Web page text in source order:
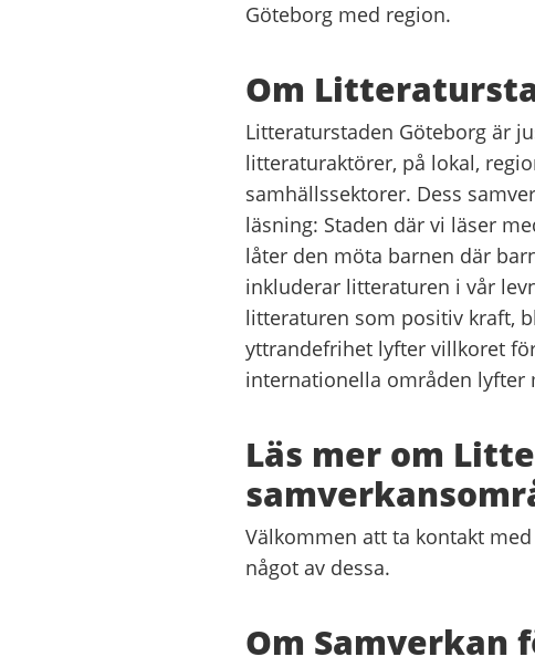
Göteborg med region.
Om
Litteraturstaden Göteborg är
litteraturaktörer, på lokal,
samhällssektorer. Dess
läsning: Staden där vi läser
låter den möta barnen där
inkluderar litteraturen i vår
litteraturen som positiv kraft,
yttrandefrihet lyfter villkoret
internationella områden lyfter
Läs mer om
Välkommen att ta kontakt
något av dessa.
Om